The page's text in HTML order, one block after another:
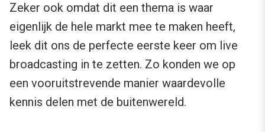
Zeker ook omdat dit een thema is waar
eigenlijk de hele markt mee te maken heeft,
leek dit ons de perfecte eerste keer om live
broadcasting in te zetten. Zo konden we op
een vooruitstrevende manier waardevolle
kennis delen met de buitenwereld.